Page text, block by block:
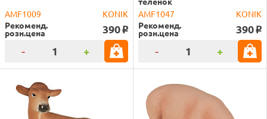
AMF1009
KONIK
Рекоменд.
розн.цена 390 o
- +
AMF1047
KONIK
Рекоменд.
розн.цена 390 o
- +